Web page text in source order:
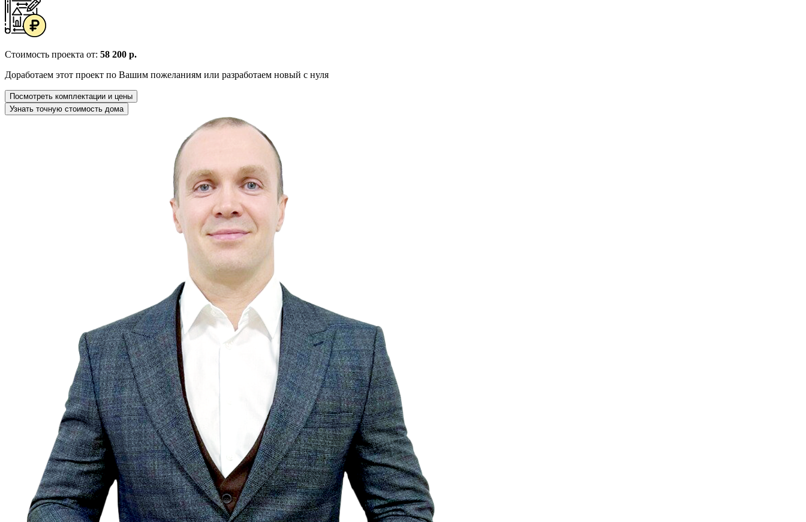
Стоимость проекта от: 58 200 р.
Доработаем этот проект по Вашим пожеланиям или разработаем новый с нуля
Посмотреть комплектации и цены
Узнать точную стоимость дома